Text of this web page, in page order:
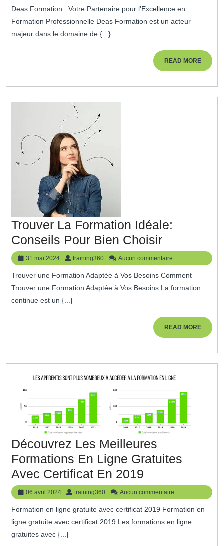
:
2024
Deas Formation : Votre Partenaire pour l’Excellence en
Formation Professionnelle Deas Formation est un acteur
majeur dans le domaine de {...}
READ MOREREAD
MORE
Trouver La Formation Idéale:
Conseils Pour Bien ChoisirTrouver
La
Formation
Idéale:
Pour
Bien
31 mai 2024
31
mai
2024
training360 training360
Aucun commentaire
Trouver une Formation Adaptée à Vos Besoins Comment
Trouver une Formation Adaptée à Vos Besoins La formation
continue est un {...}
READ MOREREAD
MORE
Découvrez Les Meilleures
Formations En Ligne Gratuites
Avec Certificat En 2019
Les
Meilleures
Formations
06 avril 2024
06
avril
2024
training360 training360
Aucun commentaire
Formation en ligne gratuite avec certificat 2019 Formation en
ligne gratuite avec certificat 2019 Les formations en ligne
gratuites avec {...}